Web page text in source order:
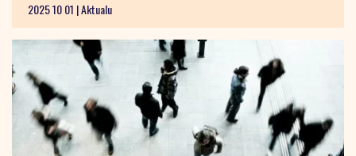
2025 10 01 |Aktualu